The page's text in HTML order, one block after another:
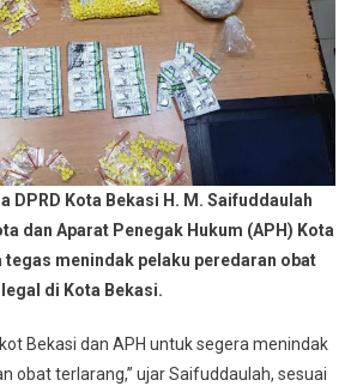
Bekasi
Sampaikan
Hal
DPRD Kota Bekasi H. M. Saifuddaulah
dan Aparat Penegak Hukum (APH) Kota
tegas menindak pelaku peredaran obat
di Kota Bekasi.
Bekasi dan APH untuk segera menindak
obat terlarang,” ujar Saifuddaulah, sesuai